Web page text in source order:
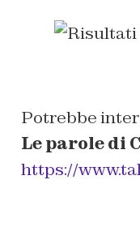
Potrebbe
Le parole di
https://